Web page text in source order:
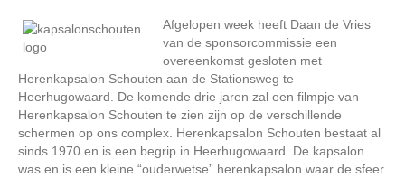
Afgelopen week heeft Daan de Vries
van de sponsorcommissie een
overeenkomst gesloten met
Herenkapsalon Schouten aan de Stationsweg te
Heerhugowaard. De komende drie jaren zal een filmpje van
Herenkapsalon Schouten te zien zijn op de verschillende
schermen op ons complex. Herenkapsalon Schouten bestaat al
sinds 1970 en is een begrip in Heerhugowaard. De kapsalon
was en is een kleine “ouderwetse” herenkapsalon waar de sfeer